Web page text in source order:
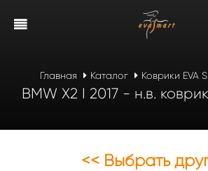
Главная Каталог Коврики EVA
BMW X2 I 2017 - н.в.
<< Выбрать